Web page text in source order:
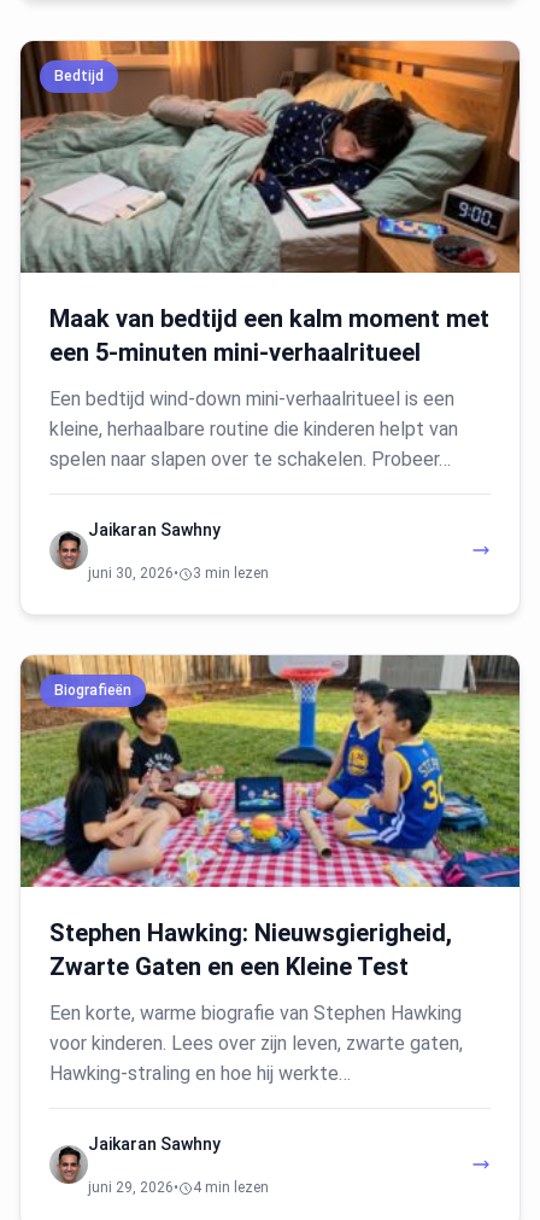
Bedtijd
Maak van bedtijd een kalm moment met
een 5-minuten mini-verhaalritueel
Een bedtijd wind-down mini-verhaalritueel is een
kleine, herhaalbare routine die kinderen helpt van
spelen naar slapen over te schakelen. Probeer…
Jaikaran Sawhny
juni 30, 2026• 3 min lezen
Biografieën
Stephen Hawking: Nieuwsgierigheid,
Zwarte Gaten en een Kleine Test
Een korte, warme biografie van Stephen Hawking
voor kinderen. Lees over zijn leven, zwarte gaten,
Hawking-straling en hoe hij werkte…
Jaikaran Sawhny
juni 29, 2026• 4 min lezen